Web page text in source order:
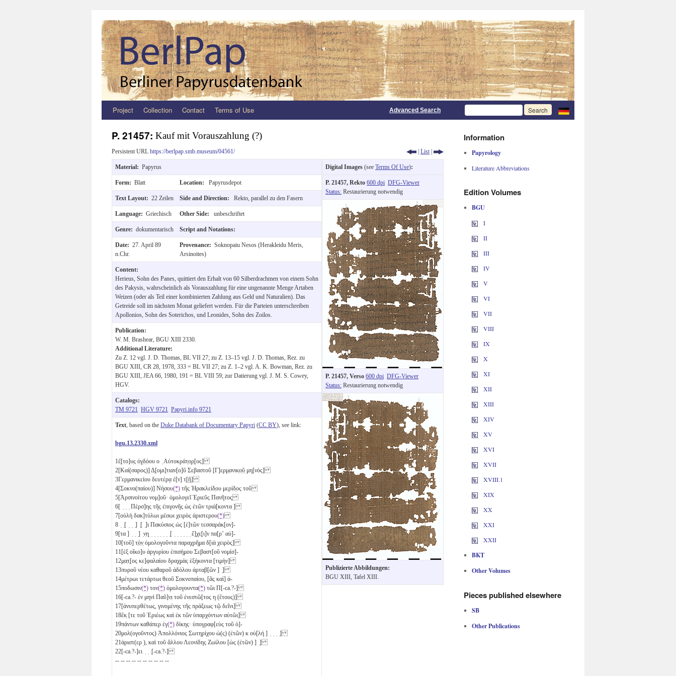
Zum
springen
Project Collection Contact Terms of Use Advanced Search
P. 21457: Kauf mit Vorauszahlung (?)
Persistent URL https://berlpap.smb.museum/04561/ | List |
Material: Papyrus
Form: Blatt Location: Papyrusdepot
Text Layout: 22 Zeilen Side and Direction: Rekto, parallel zu den Fasern
Language: Griechisch Other Side: unbeschriftet
Genre: dokumentarisch Script and Notations:
Date: 27. April 89
n.Chr.
Provenance: Soknopaiu Nesos (Herakleidu Meris,
Arsinoites)
Content:
Herieus, Sohn des Panes, quittiert den Erhalt von 60 Silberdrachmen von einem Sohn
des Pakysis, wahrscheinlich als Vorauszahlung für eine ungenannte Menge Artaben
Weizen (oder als Teil einer kombinierten Zahlung aus Geld und Naturalien). Das
Getreide soll im nächsten Monat geliefert werden. Für die Parteien unterschreiben
Apollonios, Sohn des Soterichos, und Leonides, Sohn des Zoilos.
Publication:
W. M. Brashear, BGU XIII 2330.
Additional Literature:
Zu Z. 12 vgl. J. D. Thomas, BL VII 27; zu Z. 13–15 vgl. J. D. Thomas, Rez. zu
BGU XIII, CR 28, 1978, 333 = BL VII 27; zu Z. 1–2 vgl. A. K. Bowman, Rez. zu
BGU XIII, JEA 66, 1980, 191 = BL VIII 59; zur Datierung vgl. J. M. S. Cowey,
HGV.
Catalogs:
TM 9721 HGV 9721 Papyri.info 9721
Text , based on the Duke Databank of Documentary Papyri (CC BY), see link:
bgu.13.2330.xml
1ἔ̣[το]υ̣ς ὀ̣γ̣δ̣όου ο ̣ Αὐτοκράτ̣ο̣ρ̣[ος]
2[Καί(σαρος)] Δ̣[ομι]τιαν[ο]ῦ Σεβαστοῦ [Γ]ερμ̣ανικ̣ο̣ῦ̣ μη[νὸς]
3Γερμανικείου δευτέρᾳ ἐ[ν] τ̣[ῇ]
4[Σοκνο(παίου)] Νήσου(*) τῆς Ἡρακλείδ̣ου μερίδ̣ος τοῦ
5[Ἀρσινοίτου νομ]οῦ· ὁμολογεῖ Ἑριεῦς Πανῆτος̣
6[ ̣ ̣ ̣ Πέρσ]ης τῆς ἐπιγονῆς ὡς ἐτῶν τριά[κοντα ]
7[οὐλὴ δακ]τύλωι μέσωι χειρὸς ἀριστερου(*)
8 ̣ ̣[ ̣ ̣ ̣] ̣[ ̣]ι Πακύσιος ὡς [ἐ]τῶν τεσσαράκ[ον]-
9[τα ] ̣ ̣ ̣] ̣ν̣η̣ ̣ ̣ ̣ ̣ ̣ ̣ ̣[ ̣ ̣ ̣ ̣ ̣ ̣ ἔ]χ̣ε̣[ι]ν πα[ρʼ αὐ]-
10[τοῦ] τ̣ὸ̣ν̣ ὁμολογοῦντα παραχρῆμα δ[ιὰ χειρὸς]
11 [ἐξ οἴκο]υ ἀργυρίου ἐπισήμου Σεβαστ[οῦ νομίσ]-
12μ̣α̣τ̣[ος κε]φαλαίου δραχμὰς ἑξήκοντα [τιμὴν]
13πυροῦ νέου καθαροῦ ἀδόλου ἀρταβ[ῶν ] ̣]
14μέτρωι τετάρτωι θεοῦ Σοκνοπαίου, [ἃς καὶ] ἀ-
15ποδωσιν(*) τον(*) ὁμολογουντα(*) τῶι Π[-ca.?-]
16[-ca.?- ἐν μηνὶ Παῦ]ν̣ι τοῦ ἐνεστῶ[τος η (ἔτους)]
17[ἀνυπερθέτως, γινομένης τῆς πράξεως τῷ δεῖνι]
18ἔκ̣ [τε τοῦ Ἑριέως καὶ ἐκ τῶν ὑπαρχόντων αὐτῶι]
19πάντων καθάπερ ἐγ(*) δίκης· ὑπογραφ[εὺς τοῦ ὁ]-
20μολ(ογοῦντος) Ἀπολλόνιος Σωτηρίχου ὡ(ς) (ἐτῶν) κ οὐ[λή ] ̣ ̣ ̣ ̣]
21ἀριστ(ερ ), καὶ τοῦ ἄλλου Λεονίδης Ζωίλου [ὡς (ἐτῶν) ] ̣]
22[-ca.?-]ει ̣ ̣ ̣[-ca.?-]
-- -- -- -- -- -- -- -- -- --
Digital Images (see Terms Of Use):
P. 21457, Rekto 600 dpi DFG-Viewer
Status: Restaurierung notwendig
P. 21457, Verso 600 dpi DFG-Viewer
Status: Restaurierung notwendig
Publizierte Abbildungen:
BGU XIII, Tafel XIII.
Information
Papyrology
Literature Abbreviations
Edition Volumes
BGU
I
II
III
IV
V
VI
VII
VIII
IX
X
XI
XII
XIII
XIV
XV
XVI
XVII
XVIII.1
XIX
XX
XXI
XXII
BKT
Other Volumes
Pieces published elsewhere
SB
Other Publications